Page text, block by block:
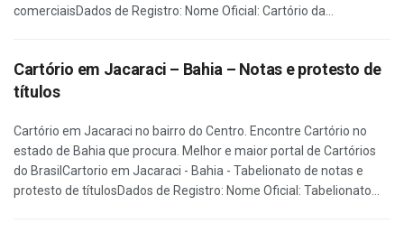
comerciaisDados de Registro: Nome Oficial: Cartório da...
Cartório em Jacaraci – Bahia – Notas e protesto de
títulos
Cartório em Jacaraci no bairro do Centro. Encontre Cartório no
estado de Bahia que procura. Melhor e maior portal de Cartórios
do BrasilCartorio em Jacaraci - Bahia - Tabelionato de notas e
protesto de títulosDados de Registro: Nome Oficial: Tabelionato...